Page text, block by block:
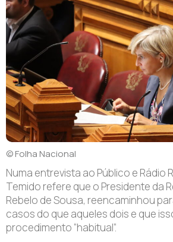
© Folha Nacional
Numa entrevista ao Público e Rádio
Temido refere que o Presidente da
Rebelo de Sousa, reencaminhou
casos do que aqueles dois e que
procedimento “habitual”.